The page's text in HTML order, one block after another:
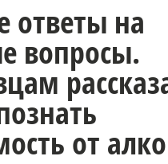
ответы на
вопросы.
от